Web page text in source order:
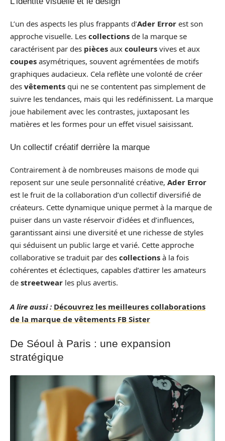
L’un des aspects les plus frappants d’Ader Error est son
approche visuelle. Les collections de la marque se
caractérisent par des pièces aux couleurs vives et aux
coupes asymétriques, souvent agrémentées de motifs
graphiques audacieux. Cela reflète une volonté de créer
des vêtements qui ne se contentent pas simplement de
suivre les tendances, mais qui les redéfinissent. La marque
joue habilement avec les contrastes, juxtaposant les
matières et les formes pour un effet visuel saisissant.
Un collectif créatif derrière la marque
Contrairement à de nombreuses maisons de mode qui
reposent sur une seule personnalité créative, Ader Error
est le fruit de la collaboration d’un collectif diversifié de
créateurs. Cette dynamique unique permet à la marque de
puiser dans un vaste réservoir d’idées et d’influences,
garantissant ainsi une diversité et une richesse de styles
qui séduisent un public large et varié. Cette approche
collaborative se traduit par des collections à la fois
cohérentes et éclectiques, capables d’attirer les amateurs
de streetwear les plus avertis.
A lire aussi : Découvrez les meilleures collaborations
de la marque de vêtements FB Sister
De Séoul à Paris : une expansion
stratégique